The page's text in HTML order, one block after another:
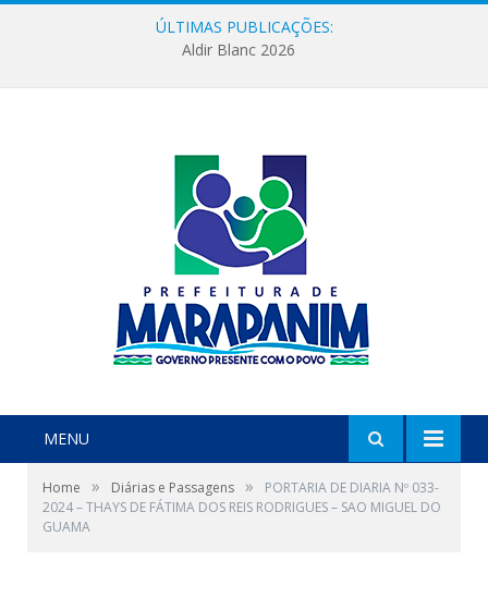
ÚLTIMAS PUBLICAÇÕES:
Aldir Blanc 2026
MENU
Home » Diárias e Passagens »
PORTARIA DE DIARIA Nº 033-
2024 – THAYS DE FÁTIMA DOS REIS RODRIGUES – SAO MIGUEL DO
GUAMA